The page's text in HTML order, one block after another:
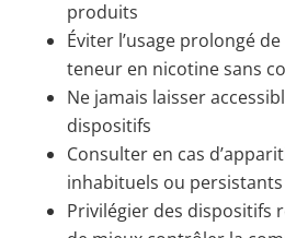
produits
Éviter l’usage prolongé
teneur en nicotine sans
Ne jamais laisser
dispositifs
Consulter en cas
inhabituels ou persistants
Privilégier des dispositifs